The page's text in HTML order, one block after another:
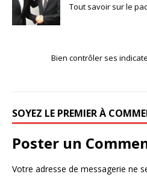
Tout savoir sur le
Bien contrôler ses
SOYEZ LE PREMIER À
Poster un
Votre adresse de messagerie ne